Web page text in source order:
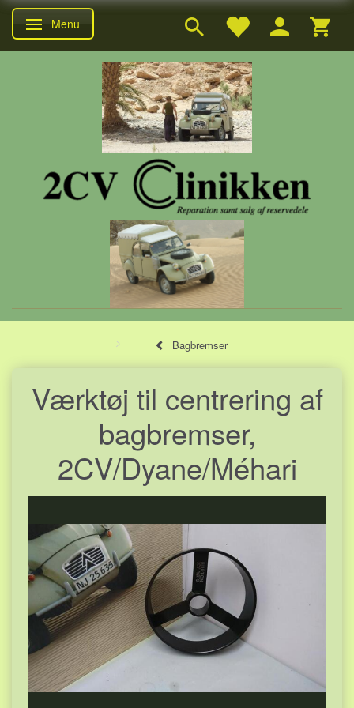
Skifte navigation
Menu
Bagbremser
Værktøj til centrering af
bagbremser,
2CV/Dyane/Méhari